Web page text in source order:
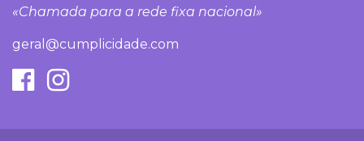
«Chamada para a rede fixa nacional»
geral@cumplicidade.com